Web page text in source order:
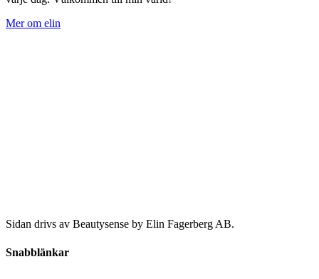
Mer om elin
Sidan drivs av Beautysense by Elin Fagerberg AB.
Snabblänkar